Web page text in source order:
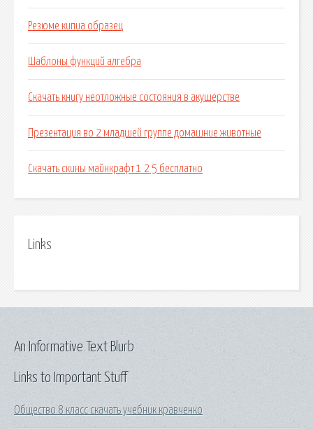
Резюме кипиа образец
Шаблоны функций алгебра
Скачать книгу неотложные состояния в акушерстве
Презентация во 2 младшей группе домашние животные
Скачать скины майнкрафт 1 2 5 бесплатно
Links
Links to Important Stuff
Общество 8 класс скачать учебник кравченко
An Informative Text Blurb